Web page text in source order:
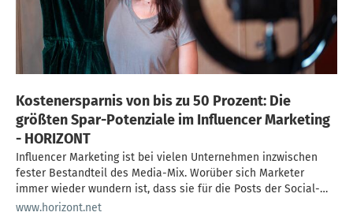
Kostenersparnis von bis zu 50 Prozent: Die
größten Spar-Potenziale im Influencer Marketing
- HORIZONT
Influencer Marketing ist bei vielen Unternehmen inzwischen
fester Bestandteil des Media-Mix. Worüber sich Marketer
immer wieder wundern ist, dass sie für die Posts der Social-
Media-Sternchen bisweilen tief in die Tasche greifen müssen.
www.horizont.net